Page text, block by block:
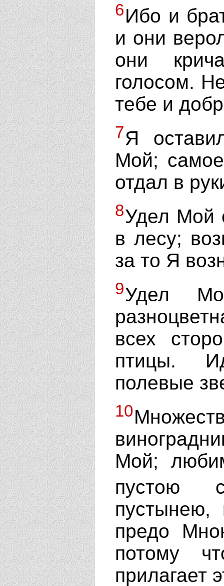
6Ибо и
и они
они
голосом.
тебе и
7Я
Мой;
отдал в
8Удел Мой
в лесу;
за то Я
9Удел
всех
птицы.
полевые
10
Мой;
пустою
пустынею,
предо
потому
прилагает